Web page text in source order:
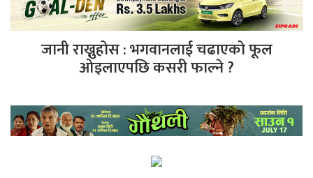
जानी राख्नुहोस : भगवानलाई चढाएको फूल
ओइलाएपछि कसरी फाल्ने ?